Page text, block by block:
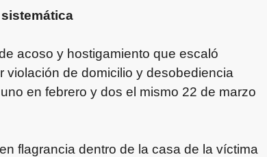
acoso y hostigamiento que escaló
violación de domicilio y desobediencia
en febrero y dos el mismo 22 de marzo
flagrancia dentro de la casa de la víctima